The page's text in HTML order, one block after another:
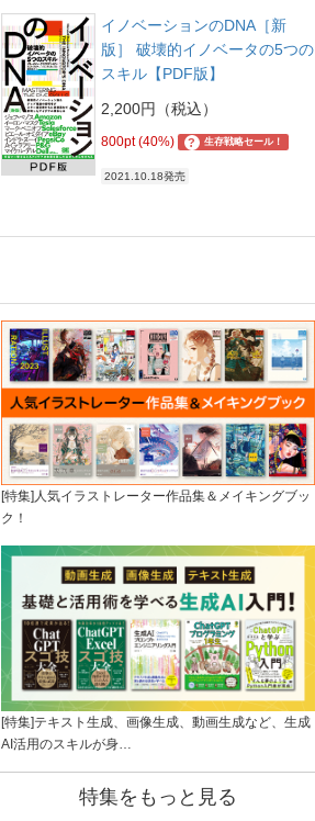
イノベーションのDNA［新
版］ 破壊的イノベータの5つの
スキル【PDF版】
2,200円（税込）
800pt (40%) ? 生存戦略セール！
2021.10.18発売
[特集]人気イラストレーター作品集＆メイキングブッ
ク！
[特集]テキスト生成、画像生成、動画生成など、生成
AI活用のスキルが身…
特集をもっと見る